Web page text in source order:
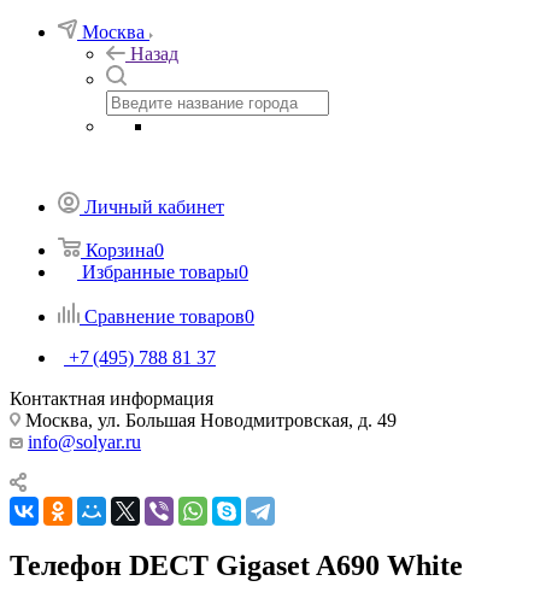
Москва
Назад
Личный кабинет
Корзина0
Избранные товары0
Сравнение товаров0
+7 (495) 788 81 37
Контактная информация
Москва, ул. Большая Новодмитровская, д. 49
info@solyar.ru
Телефон DECT Gigaset A690 White